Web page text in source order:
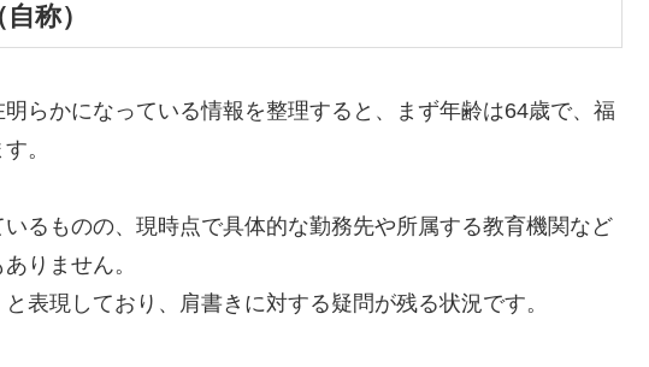
称）
らかになっている情報を整理すると、まず年齢は64歳で、福
。
るものの、現時点で具体的な勤務先や所属する教育機関など
りません。
表現しており、肩書きに対する疑問が残る状況です。